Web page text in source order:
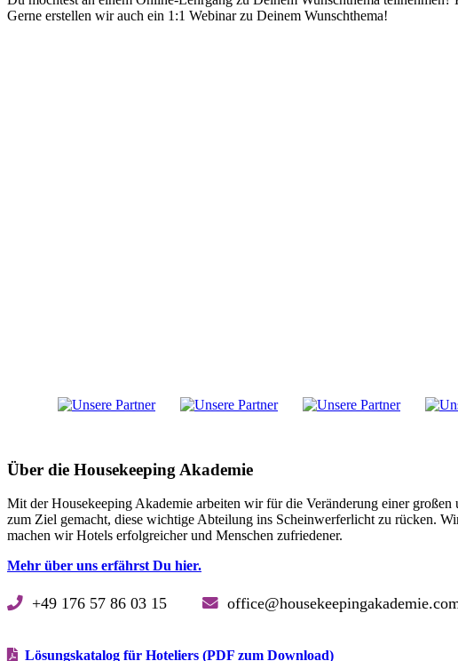
Gerne erstellen wir auch ein 1:1 Webinar zu Deinem Wunschthema!
Über die Housekeeping Akademie
Mit der Housekeeping Akademie arbeiten wir für die Veränderung einer
zum Ziel gemacht, diese wichtige Abteilung ins Scheinwerferlicht zu rücken.
machen wir Hotels erfolgreicher und Menschen zufriedener.
Mehr über uns erfährst Du hier.
+49 176 57 86 03 15
Lösungskatalog für Hoteliers (PDF zum Download)